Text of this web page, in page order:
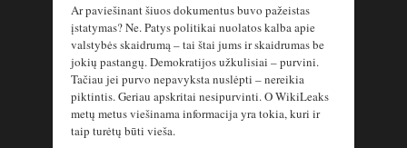
Ar paviešinant šiuos dokumentus buvo pažeistas
įstatymas? Ne. Patys politikai nuolatos kalba apie
valstybės skaidrumą – tai štai jums ir skaidrumas be
jokių pastangų. Demokratijos užkulisiai – purvini.
Tačiau jei purvo nepavyksta nuslėpti – nereikia
piktintis. Geriau apskritai nesipurvinti. O WikiLeaks
metų metus viešinama informacija yra tokia, kuri ir
taip turėtų būti vieša.